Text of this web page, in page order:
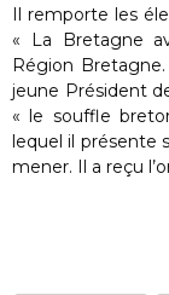
Il remporte les
« La Bretagne
Région
jeune Président
« le souffle
lequel il présente
mener. Il a reçu